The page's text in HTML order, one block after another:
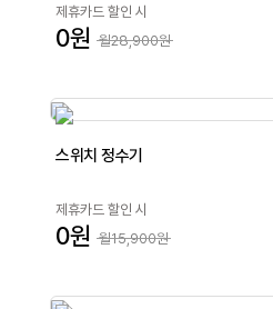
제휴카드 할인 시
0원 월28,900원
스위치 정수기
제휴카드 할인 시
0원 월15,900원